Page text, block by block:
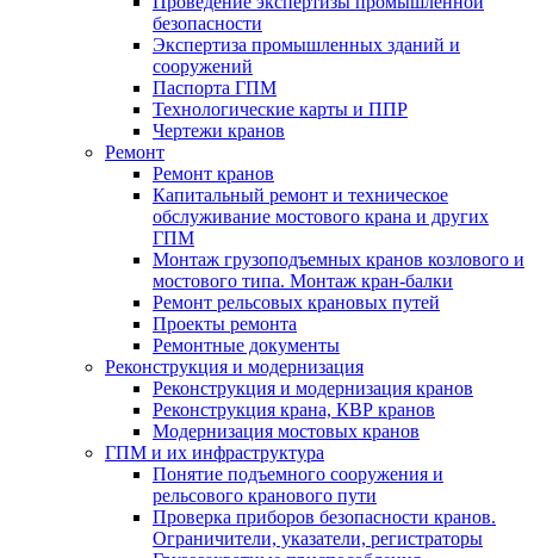
безопасности
Экспертиза промышленных зданий и
сооружений
Паспорта ГПМ
Технологические карты и ППР
Чертежи кранов
Ремонт
Ремонт кранов
Капитальный ремонт и техническое
обслуживание мостового крана и других
ГПМ
Монтаж грузоподъемных кранов козлового и
мостового типа. Монтаж кран-балки
Ремонт рельсовых крановых путей
Проекты ремонта
Ремонтные документы
Реконструкция и модернизация
Реконструкция и модернизация кранов
Реконструкция крана, КВР кранов
Модернизация мостовых кранов
ГПМ и их инфраструктура
Понятие подъемного сооружения и
рельсового кранового пути
Проверка приборов безопасности кранов.
Ограничители, указатели, регистраторы